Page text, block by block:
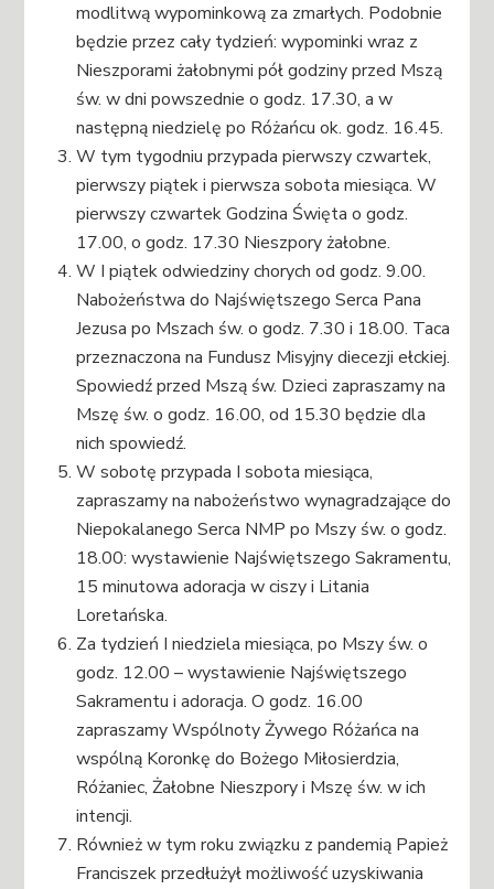
modlitwą wypominkową za zmarłych. Podobnie
będzie przez cały tydzień: wypominki wraz z
Nieszporami żałobnymi pół godziny przed Mszą
św. w dni powszednie o godz. 17.30, a w
następną niedzielę po Różańcu ok. godz. 16.45.
W tym tygodniu przypada pierwszy czwartek,
pierwszy piątek i pierwsza sobota miesiąca. W
pierwszy czwartek Godzina Święta o godz.
17.00, o godz. 17.30 Nieszpory żałobne.
W I piątek odwiedziny chorych od godz. 9.00.
Nabożeństwa do Najświętszego Serca Pana
Jezusa po Mszach św. o godz. 7.30 i 18.00. Taca
przeznaczona na Fundusz Misyjny diecezji ełckiej.
Spowiedź przed Mszą św. Dzieci zapraszamy na
Mszę św. o godz. 16.00, od 15.30 będzie dla
nich spowiedź.
W sobotę przypada I sobota miesiąca,
zapraszamy na nabożeństwo wynagradzające do
Niepokalanego Serca NMP po Mszy św. o godz.
18.00: wystawienie Najświętszego Sakramentu,
15 minutowa adoracja w ciszy i Litania
Loretańska.
Za tydzień I niedziela miesiąca, po Mszy św. o
godz. 12.00 – wystawienie Najświętszego
Sakramentu i adoracja. O godz. 16.00
zapraszamy Wspólnoty Żywego Różańca na
wspólną Koronkę do Bożego Miłosierdzia,
Różaniec, Żałobne Nieszpory i Mszę św. w ich
intencji.
Również w tym roku związku z pandemią Papież
Franciszek przedłużył możliwość uzyskiwania